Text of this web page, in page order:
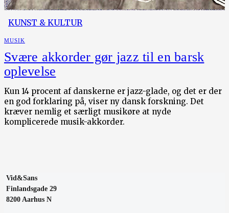
KUNST & KULTUR
MUSIK
Svære akkorder gør jazz til en barsk
oplevelse
Kun 14 procent af danskerne er jazz-glade, og det er der
en god forklaring på, viser ny dansk forskning. Det
kræver nemlig et særligt musikøre at nyde
komplicerede musik-akkorder.
Vid&Sans
Finlandsgade 29
8200 Aarhus N